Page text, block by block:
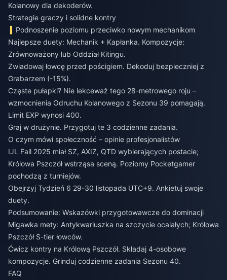
Kolanowy dla dekoderów.
Strategie graczy i solidne kontry
Podnoszenie poziomu przeciwko nowym mechanikom
Najlepsze duety: Mechanik + Kapłanka. Kompozycje:
Zrównoważony lub Oddział Kitingu.
Zwiadowaj łowcę przed pościgiem. Dekoduj bezpieczniej z
Grabarzem (-15%).
Częste pułapki? Nie lekceważ tego 28-metrowego roju –
wzmocnienia Odruchu Kolanowego z Sezonu 39 pomagają.
Limit EXP wynosi 400.
Graj w drużynie. Przygotuj te 3 codzienne zadania.
O czym mówi społeczność – opinie profesjonalistów
IJL Fall 2025 miał SZ, AXIZ, QTD wybierających postacie;
Królowa Pszczół wstrząsa sceną. Poziomy Pocketgamer
pochodzą z turniejów.
Obejrzyj Tydzień 6 29-30 listopada UTC+9. Ankietuj swoje
duety.
Podsumowanie: Wskazówki przygotowawcze do dominacji
Migawka mety: Antykwariuszka na szczycie ocalałych; Królowa
Pszczół S-tier łowców.
Ćwicz kontry na Królową Pszczół. Składaj 4-osobowe
kompozycje. Grinduj codzienne zadania Sezonu 40.
FAQ